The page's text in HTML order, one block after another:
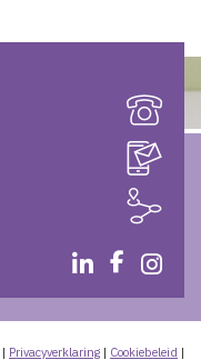
| Privacyverklaring | Cookiebeleid |